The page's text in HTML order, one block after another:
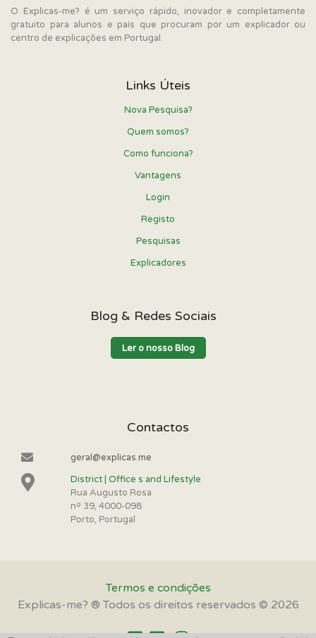
O Explicas-me? é um serviço rápido, inovador e completamente
gratuito para alunos e pais que procuram por um explicador ou
centro de explicações em Portugal.
Links Úteis
Nova Pesquisa?
Quem somos?
Como funciona?
Vantagens
Login
Registo
Pesquisas
Explicadores
Blog & Redes Sociais
Ler o nosso Blog
Contactos
geral@explicas.me
District | Office s and Lifestyle
Rua Augusto Rosa
nº 39, 4000-098
Porto, Portugal
Termos e condições
Explicas-me? ® Todos os direitos reservados © 2026